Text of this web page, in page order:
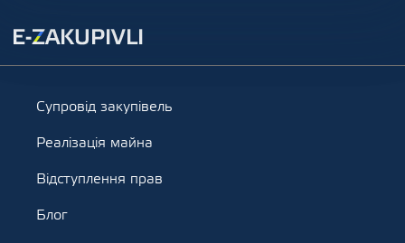
Супровід закупівель
Реалізація майна
Відступлення прав
Блог